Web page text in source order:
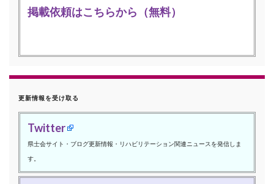
掲載依頼はこちらから（無料）
更新情報を受け取る
Twitter
県士会サイト・ブログ更新情報・リハビリテーション関連ニュースを発信しま
す。